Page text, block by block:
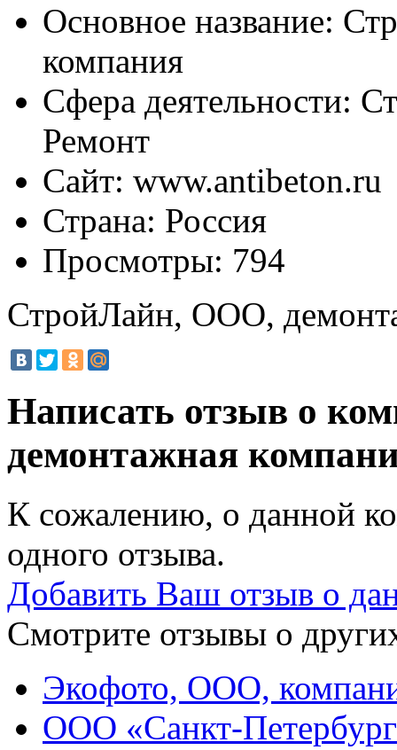
Основное название:
компания
Сфера деятельности:
Ремонт
Сайт: www.antibeton.ru
Страна: Россия
Просмотры: 794
СтройЛайн, ООО,
Написать отзыв о
демонтажная
К сожалению, о данной
одного отзыва.
Добавить Ваш отзыв о
Смотрите отзывы о
Экофото, ООО,
ООО «Санкт-